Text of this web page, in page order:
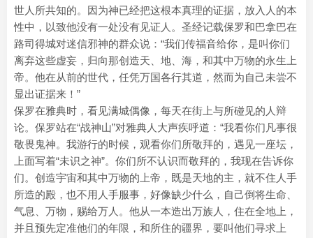
世人所共知的。因为神已经把这根本真理的证据，放入人的本
性中，以致他没有一处没有见证人。圣经记载保罗和巴拿巴在
路司得城对迷信邪神的群众说：“我们传福音给你，是叫你们
离弃这些虚妄，归向那创造天、地、海，和其中万物的永生上
帝。他在从前的世代，任凭万国各行其道，然而为自己未尝不
显出证据来！”
保罗在雅典时，看见满城偶像，每天在街上与所碰见的人辩
论。保罗站在“战神山”对雅典人大声疾呼道：“我看你们凡事很
敬畏鬼神。我游行的时候，观看你们所敬拜的，遇见一座坛，
上面写着“未识之神”。你们所不认识而敬拜的，我现在告诉你
们。创造宇宙和其中万物的上帝，既是天地的主，就不住人手
所造的殿，也不用人手服事，好像缺少什么，自己倒将生命、
气息、万物，赐给万人。他从一本造出万族人，住在全地上，
并且预先定准他们的年限，和所住的疆界，要叫他们寻求上